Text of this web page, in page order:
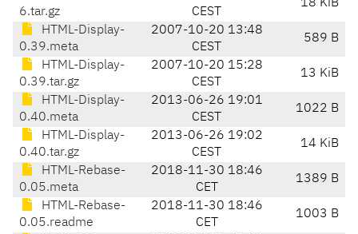
6.tar.gz
CEST
18 KiB
HTML-Display-
0.39.meta
2007-10-20 13:48
CEST
589 B
HTML-Display-
0.39.tar.gz
2007-10-20 15:28
CEST
13 KiB
HTML-Display-
0.40.meta
2013-06-26 19:01
CEST
1022 B
HTML-Display-
0.40.tar.gz
2013-06-26 19:02
CEST
14 KiB
HTML-Rebase-
0.05.meta
2018-11-30 18:46
CET
1389 B
HTML-Rebase-
0.05.readme
2018-11-30 18:46
CET
1003 B